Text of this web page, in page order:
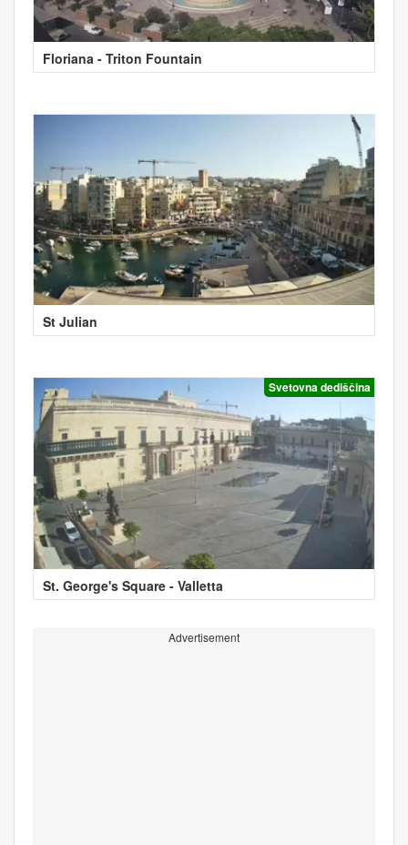
Floriana - Triton Fountain
St Julian
Svetovna dediščina
St. George's Square - Valletta
Advertisement